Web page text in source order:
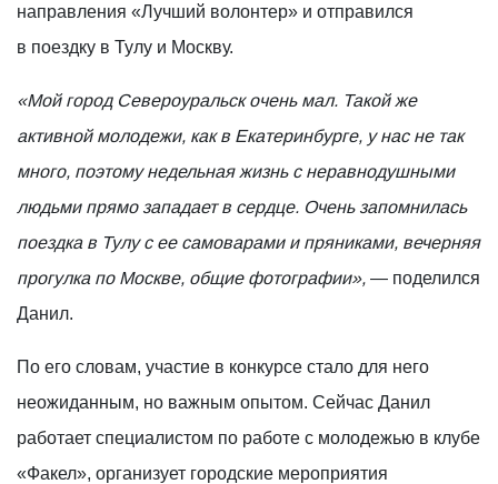
направления «Лучший волонтер» и отправился
в поездку в Тулу и Москву.
«Мой город Североуральск очень мал. Такой же
активной молодежи, как в Екатеринбурге, у нас не так
много, поэтому недельная жизнь с неравнодушными
людьми прямо западает в сердце. Очень запомнилась
поездка в Тулу с ее самоварами и пряниками, вечерняя
прогулка по Москве, общие фотографии», — поделился
Данил.
По его словам, участие в конкурсе стало для него
неожиданным, но важным опытом. Сейчас Данил
работает специалистом по работе с молодежью в клубе
«Факел», организует городские мероприятия